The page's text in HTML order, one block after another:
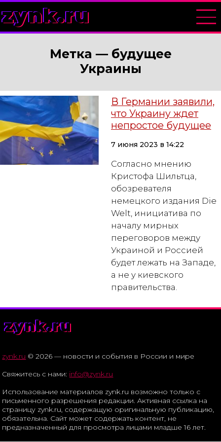
zynk.ru
Метка — будущее
Украины
В Германии заявили,
что Украину ждет
непростое будущее
7 июня 2023 в 14:22
Согласно мнению
Кристофа Шильтца,
обозревателя
немецкого издания Die
Welt, инициатива по
началу мирных
переговоров между
Украиной и Россией
будет лежать на Западе,
а не у киевского
правительства.
zynk.ru
zynk.ru © 2026 — новости и события в России и мире
Свяжитесь с нами: info@zynk.ru
Использование материалов zynk.ru возможно только с
письменного разрешения редакции. Активная ссылка на
страницу zynk.ru, содержащую оригинальную публикацию,
обязательна. Сайт может содержать контент, не
предназначенный для просмотра лицами младше 16 лет.